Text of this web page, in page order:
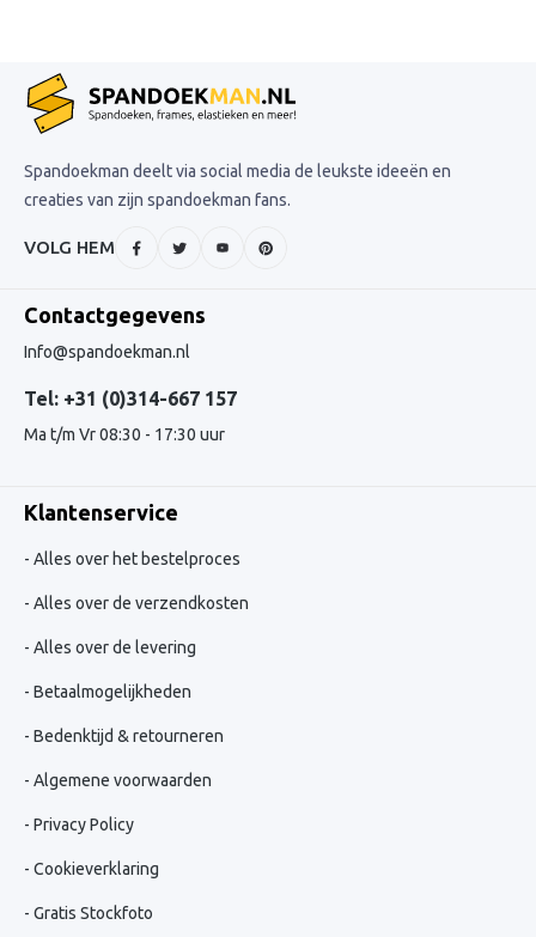
Spandoekman deelt via social media de leukste ideeën en
creaties van zijn spandoekman fans.
VOLG HEM
Contactgegevens
Info@spandoekman.nl
Tel: +31 (0)314-667 157
Ma t/m Vr 08:30 - 17:30 uur
Klantenservice
Alles over het bestelproces
Alles over de verzendkosten
Alles over de levering
Betaalmogelijkheden
Bedenktijd & retourneren
Algemene voorwaarden
Privacy Policy
Cookieverklaring
Gratis Stockfoto